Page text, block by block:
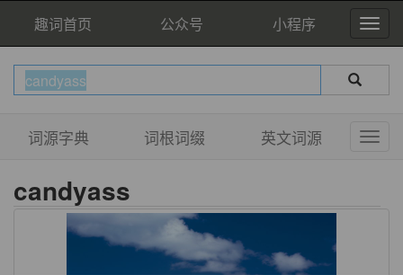
趣词首页 公众号 小程序
词源字典 词根词缀 英文词源
candyass